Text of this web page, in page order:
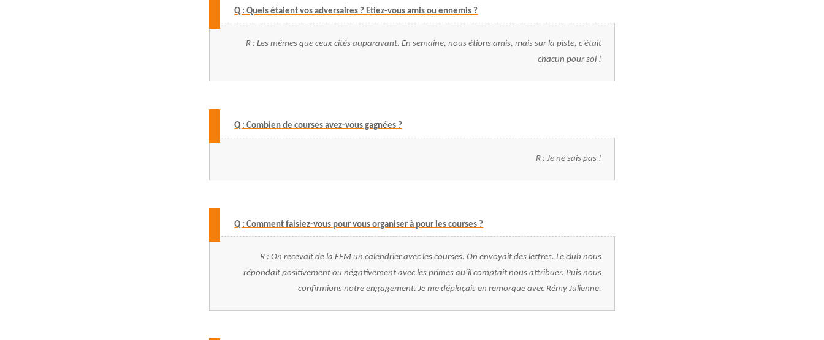
Q : Quels étaient vos adversaires ? Etiez-vous amis ou ennemis ?
R : Les mêmes que ceux cités auparavant. En semaine, nous étions amis, mais sur la piste, c’était
chacun pour soi !
Q : Combien de courses avez-vous gagnées ?
R : Je ne sais pas !
Q : Comment faisiez-vous pour vous organiser à pour les courses ?
R : On recevait de la FFMun calendrier avec les courses. On envoyait des lettres. Le club nous
répondait positivement ou négativement avec les primes qu’il comptait nous attribuer. Puis nous
confirmions notre engagement. Je me déplaçais en remorque avec Rémy Julienne.